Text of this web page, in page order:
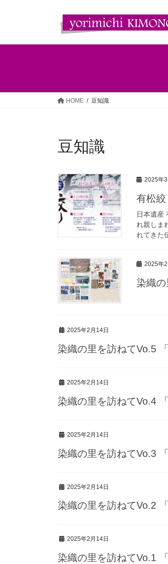
HOME 豆知識
豆知識
2025年3
有松絞
日本遺産
れ親しま
れてきた
2025年2
染織の
2025年2月14日
染織の里を訪ねてVo.5 「
2025年2月14日
染織の里を訪ねてVo.4
2025年2月14日
染織の里を訪ねてVo.3
2025年2月14日
染織の里を訪ねてVo.2
2025年2月14日
染織の里を訪ねてVo.1